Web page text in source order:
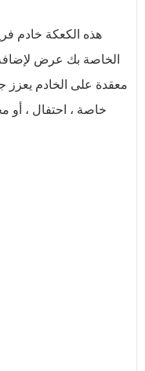
هذه الكعكة خادم
الخاصة بك عرض
معقدة على الخادم يعزز
خاصة ، احتفال ، أو